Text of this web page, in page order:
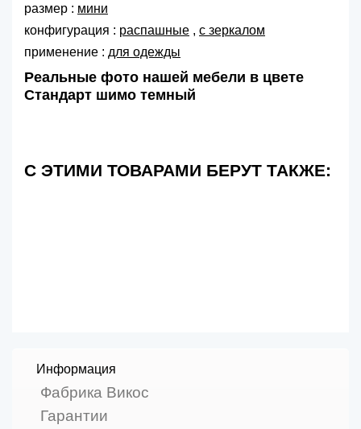
размер : мини
конфигурация : распашные , с зеркалом
применение : для одежды
Реальные фото нашей мебели в цвете
Стандарт шимо темный
С ЭТИМИ ТОВАРАМИ БЕРУТ ТАКЖЕ:
Информация
Фабрика Викос
Гарантии